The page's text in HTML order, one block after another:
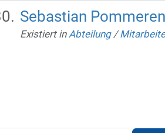
Sebastian
Existiert in Abteilung /